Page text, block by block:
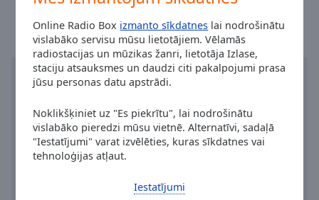
Online Radio Box izmanto sīkdatnes lai nodrošinātu
vislabāko servisu mūsu lietotājiem. Vēlamās
radiostacijas un mūzikas žanri, lietotāja Izlase,
staciju atsauksmes un daudzi citi pakalpojumi prasa
jūsu personas datu apstrādi.
Noklikšķiniet uz "Es piekrītu", lai nodrošinātu
vislabāko pieredzi mūsu vietnē. Alternatīvi, sadaļā
"Iestatījumi" varat izvēlēties, kuras sīkdatnes vai
tehnoloģijas atļaut.
Iestatījumi